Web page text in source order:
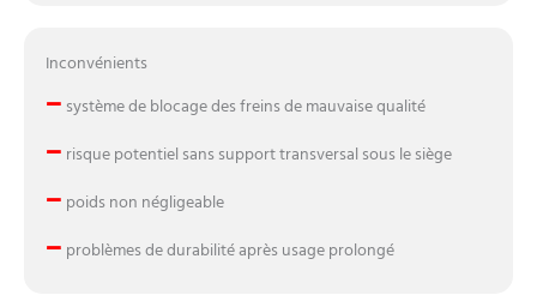
Inconvénients
– système de blocage des freins de mauvaise qualité
– risque potentiel sans support transversal sous le siège
– poids non négligeable
– problèmes de durabilité après usage prolongé